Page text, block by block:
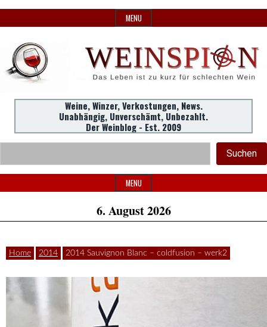
to
MENU
WeinSpion
|
Das
Leben
Weine,
Winzer,
Verkostungen.
Header
Widget
Area
Weine, Winzer, Verkostungen, News.
Unabhängig, Unverschämt, Unbezahlt.
Der Weinblog - Est. 2009
Suchen
MENU
6. August 2026
Home 2014 2014 Sauvignon Blanc – coldfusion – werk2